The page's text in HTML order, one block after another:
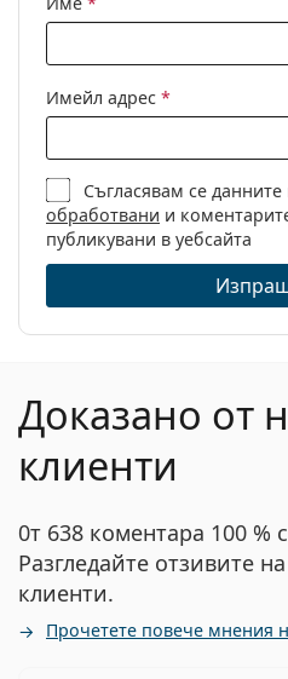
Категория:
Марка:
Dolce &
Код:
0DG5082
Имейл адрес *
Съгласявам се
обработвани и
публикувани в уебсайта
Доказано от
клиенти
0т 638 коментара 100 %
Разгледайте отзивите
клиенти.
Прочетете повече мнения